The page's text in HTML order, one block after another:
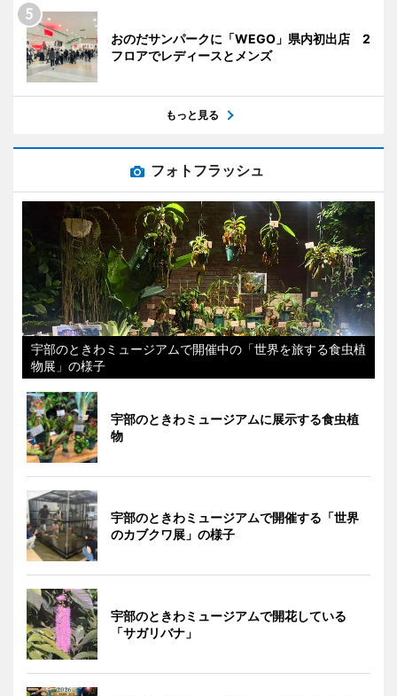
おのだサンパークに「WEGO」県内初出店 2
フロアでレディースとメンズ
もっと見る
フォトフラッシュ
宇部のときわミュージアムで開催中の「世界を旅する食虫植
物展」の様子
宇部のときわミュージアムに展示する食虫植
物
宇部のときわミュージアムで開催する「世界
のカブクワ展」の様子
宇部のときわミュージアムで開花している
「サガリバナ」